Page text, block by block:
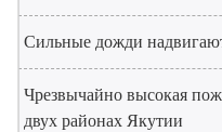
Сильные дожди
Чрезвычайно высокая
двух районах Якутии